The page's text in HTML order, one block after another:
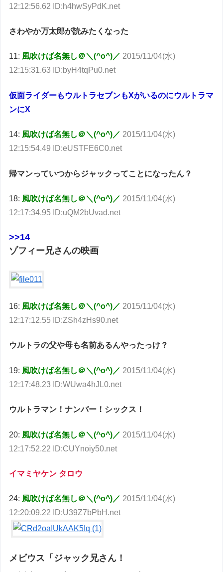
12:12:56.62 ID:h4hwSyPdK.net
さわやか万太郎が読みたくなった
11: 風吹けば名無し＠＼(^o^)／ 2015/11/04(水)
12:15:31.63 ID:byH4tqPu0.net
仮面ライダーもウルトラセブンもXがいるのにウルトラマ
ンにX
14: 風吹けば名無し＠＼(^o^)／ 2015/11/04(水)
12:15:54.49 ID:eUSTFE6C0.net
帰マンっていつからジャックってことになったん？
18: 風吹けば名無し＠＼(^o^)／ 2015/11/04(水)
12:17:34.95 ID:uQM2bUvad.net
>>14
ゾフィー兄さんの映画
16: 風吹けば名無し＠＼(^o^)／ 2015/11/04(水)
12:17:12.55 ID:ZSh4zHs90.net
ウルトラの父や母も名前あるんやったっけ？
19: 風吹けば名無し＠＼(^o^)／ 2015/11/04(水)
12:17:48.23 ID:WUwa4hJL0.net
ウルトラマン！ナンバー！シックス！
20: 風吹けば名無し＠＼(^o^)／ 2015/11/04(水)
12:17:52.22 ID:CUYnoiy50.net
イマミヤケン タロウ
24: 風吹けば名無し＠＼(^o^)／ 2015/11/04(水)
12:20:09.22 ID:U39Z7bPbH.net
メビウス「ジャック兄さん！